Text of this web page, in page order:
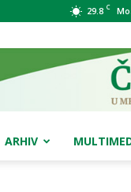
29.8 C
ARHIV